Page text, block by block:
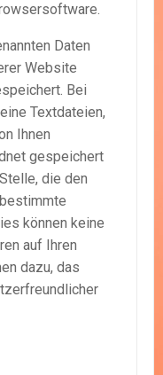
Daten
Website
Bei
Textdateien,
Ihnen
gespeichert
die den
können keine
auf Ihren
dazu, das